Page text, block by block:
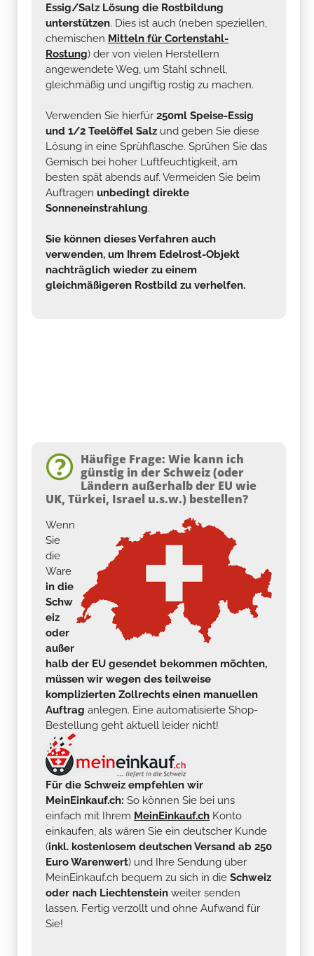
Essig/Salz Lösung die Rostbildung
unterstützen. Dies ist auch (neben speziellen,
chemischen Mitteln für Cortenstahl-
Rostung) der von vielen Herstellern
angewendete Weg, um Stahl schnell,
gleichmäßig und ungiftig rostig zu machen.
Verwenden Sie hierfür 250ml Speise-Essig
und 1/2 Teelöffel Salz und geben Sie diese
Lösung in eine Sprühflasche. Sprühen Sie das
Gemisch bei hoher Luftfeuchtigkeit, am
besten spät abends auf. Vermeiden Sie beim
Auftragen unbedingt direkte
Sonneneinstrahlung.
Sie können dieses Verfahren auch
verwenden, um Ihrem Edelrost-Objekt
nachträglich wieder zu einem
gleichmäßigeren Rostbild zu verhelfen.
Häufige Frage: Wie kann ich
günstig in der Schweiz (oder
Ländern außerhalb der EU wie
UK, Türkei, Israel u.s.w.) bestellen?
Wenn
Sie
die
Ware
in die
Schw
eiz
oder
außer
halb der EU gesendet bekommen möchten,
müssen wir wegen des teilweise
komplizierten Zollrechts einen manuellen
Auftrag anlegen. Eine automatisierte Shop-
Bestellung geht aktuell leider nicht!
Für die Schweiz empfehlen wir
MeinEinkauf.ch: So können Sie bei uns
einfach mit Ihrem MeinEinkauf.ch Konto
einkaufen, als wären Sie ein deutscher Kunde
(inkl. kostenlosem deutschen Versand ab 250
Euro Warenwert) und Ihre Sendung über
MeinEinkauf.ch bequem zu sich in die Schweiz
oder nach Liechtenstein weiter senden
lassen. Fertig verzollt und ohne Aufwand für
Sie!